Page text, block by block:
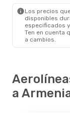
Los precios
disponibles
especificados
Ten en cuenta
a cambios.
a